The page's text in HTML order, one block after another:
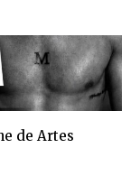
de Artes